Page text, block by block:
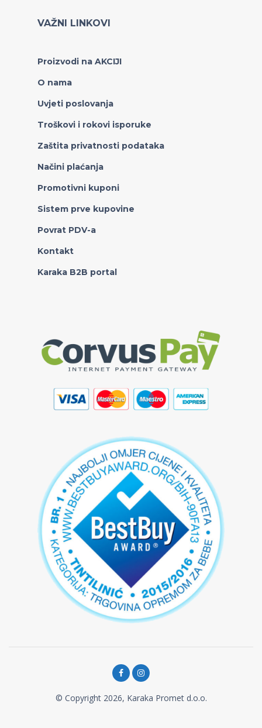
VAŽNI LINKOVI
Proizvodi na AKCIJI
O nama
Uvjeti poslovanja
Troškovi i rokovi isporuke
Zaštita privatnosti podataka
Načini plaćanja
Promotivni kuponi
Sistem prve kupovine
Povrat PDV-a
Kontakt
Karaka B2B portal
© Copyright 2026, Karaka Promet d.o.o.